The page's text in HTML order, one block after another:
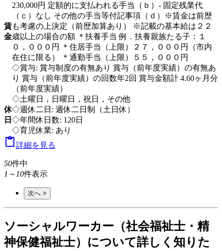
賃
金
230,000円 定額的に支払われる手当（ｂ）- 固定残業代
（ｃ）なし その他の手当等付記事項（ｄ）※賃金は前歴
も考慮の上決定（前歴加算あり） ※記載の基本給は２２
歳以上の場合の額 ＊扶養手当 例．扶養親族たる子：１
０，０００円 ＊住居手当（上限）２７，０００円（市内
在住に限る） ＊通勤手当（上限）５５，０００円
◇賞与: 賞与制度の有無あり 賞与（前年度実績）の有無あ
り 賞与（前年度実績）の回数年2回 賞与金額計 4.60ヶ月分
（前年度実績）
休
日
◇土曜日，日曜日，祝日，その他
◇週休二日: 週休二日制（土日休）
◇年間休日数: 120日
◇育児休業: あり
 詳細を見る
50件中
1～10件表示
次へ >
ソーシャルワーカー（社会福祉士・精
神保健福祉士）について詳しく知りた